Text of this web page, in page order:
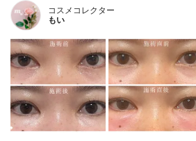
コスメコレクター
もい